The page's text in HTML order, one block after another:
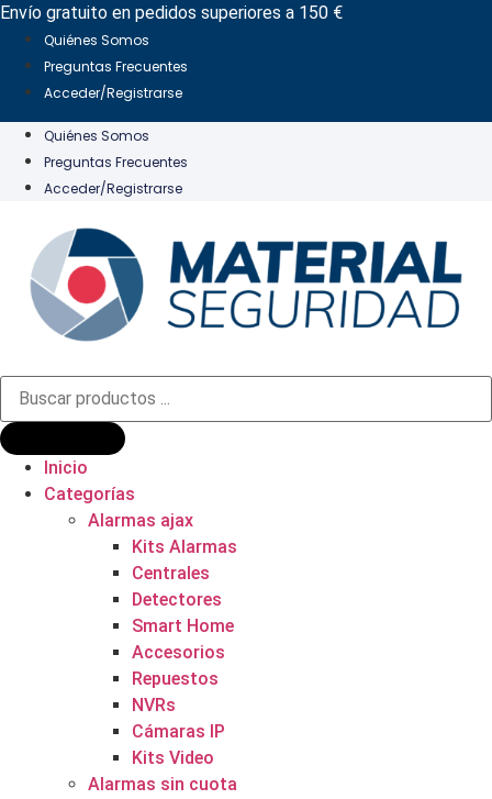
Ir
contenido
Envío gratuito en pedidos superiores a 150 €
Quiénes Somos
Preguntas Frecuentes
Acceder/Registrarse
Quiénes Somos
Preguntas Frecuentes
Acceder/Registrarse
Búsqueda
productos
Inicio
Categorías
Alarmas ajax
Kits Alarmas
Centrales
Detectores
Smart Home
Accesorios
Repuestos
NVRs
Cámaras IP
Kits Video
Alarmas sin cuota